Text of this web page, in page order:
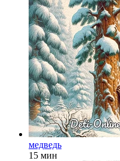
медведь
15 мин